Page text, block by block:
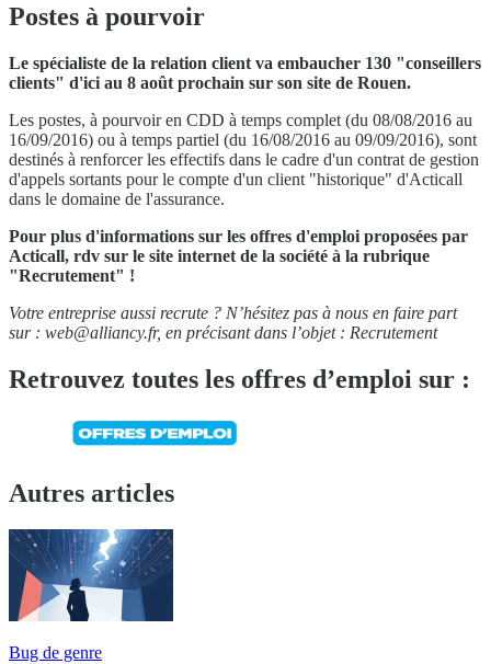
Postes à pourvoir
Le spécialiste de la relation client va embaucher 130 "conseillers
clients" d'ici au 8 août prochain sur son site de Rouen.
Les postes, à pourvoir en CDD à temps complet (du 08/08/2016 au
16/09/2016) ou à temps partiel (du 16/08/2016 au 09/09/2016), sont
destinés à renforcer les effectifs dans le cadre d'un contrat de gestion
d'appels sortants pour le compte d'un client "historique" d'Acticall
dans le domaine de l'assurance.
Pour plus d'informations sur les offres d'emploi proposées par
Acticall, rdv sur le site internet de la société à la rubrique
"Recrutement" !
Votre entreprise aussi recrute ? N’hésitez pas à nous en faire part
sur : web@alliancy.fr, en précisant dans l’objet : Recrutement
Retrouvez toutes les offres d’emploi sur :
Autres articles
Bug de genre